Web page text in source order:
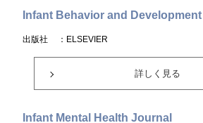
Infant Behavior and Development
出版社 ：ELSEVIER
詳しく見る
Infant Mental Health Journal